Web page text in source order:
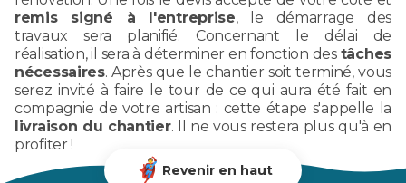
remis signé à l'entreprise, le démarrage des
travaux sera planifié. Concernant le délai de
réalisation, il sera à déterminer en fonction des tâches
nécessaires. Après que le chantier soit terminé, vous
serez invité à faire le tour de ce qui aura été fait en
compagnie de votre artisan : cette étape s'appelle la
livraison du chantier. Il ne vous restera plus qu'à en
profiter !
Revenir en haut